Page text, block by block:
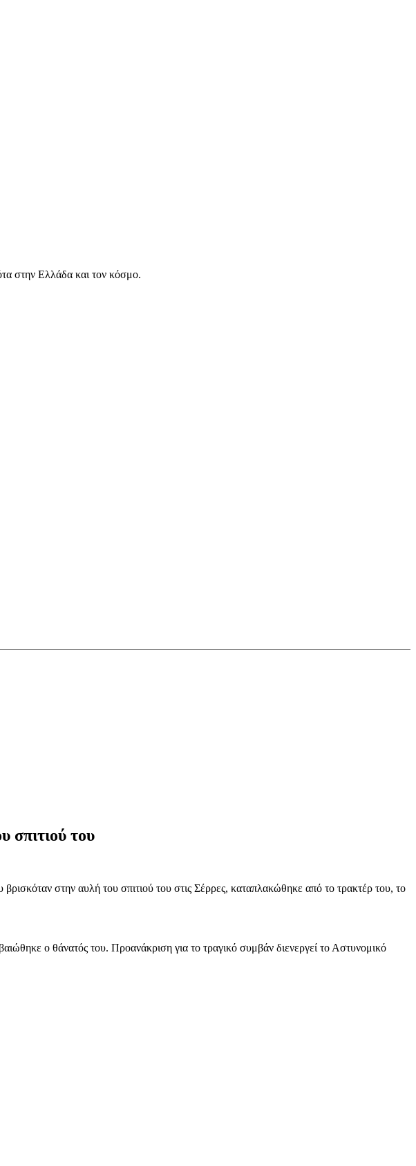
στην Ελλάδα και τον κόσμο.
σπιτιού του
στην αυλή του σπιτιού του στις Σέρρες, καταπλακώθηκε από το τρακτέρ του, το
ο θάνατός του. Προανάκριση για το τραγικό συμβάν διενεργεί το Αστυνομικό